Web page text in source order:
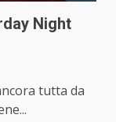
Night
tutta da